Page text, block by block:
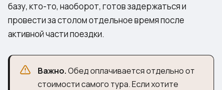
базу, кто-то, наоборот, готов задержаться и
провести за столом отдельное время после
активной части поездки.
Важно.Обед оплачивается отдельно от
стоимости самого тура. Если хотите